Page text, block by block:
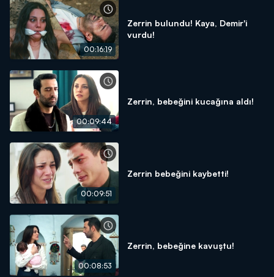
00:16:19
Zerrin bulundu! Kaya, Demir'i
vurdu!
00:09:44
Zerrin, bebeğini kucağına aldı!
00:09:51
Zerrin bebeğini kaybetti!
00:08:53
Zerrin, bebeğine kavuştu!